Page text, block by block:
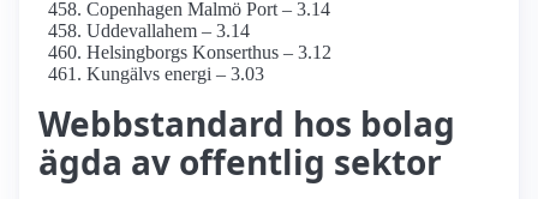
Copenhagen Malmö Port – 3.14
Uddevallahem – 3.14
Helsingborgs Konserthus – 3.12
Kungälvs energi – 3.03
Webbstandard hos bolag
ägda av offentlig sektor